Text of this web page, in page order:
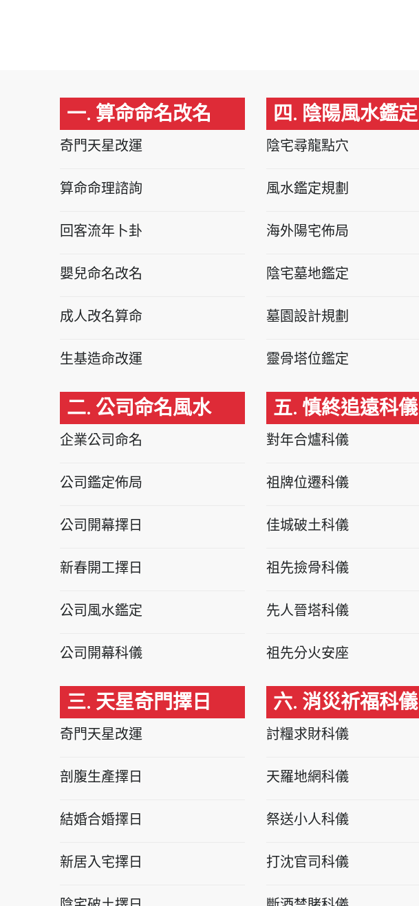
一. 算命命名改名
奇門天星改運
算命命理諮詢
回客流年卜卦
嬰兒命名改名
成人改名算命
生基造命改運
二. 公司命名風水
企業公司命名
公司鑑定佈局
公司開幕擇日
新春開工擇日
公司風水鑑定
公司開幕科儀
三. 天星奇門擇日
奇門天星改運
剖腹生產擇日
結婚合婚擇日
新居入宅擇日
四. 陰陽風水鑑定
陰宅尋龍點穴
風水鑑定規劃
海外陽宅佈局
陰宅墓地鑑定
墓園設計規劃
靈骨塔位鑑定
五. 慎終追遠科儀
對年合爐科儀
祖牌位遷科儀
佳城破土科儀
祖先撿骨科儀
先人晉塔科儀
祖先分火安座
六. 消災祈福科儀
討糧求財科儀
天羅地網科儀
祭送小人科儀
打沈官司科儀